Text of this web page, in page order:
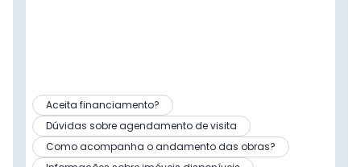
Aceita financiamento?
Dúvidas sobre agendamento de visita
Como acompanha o andamento das obras?